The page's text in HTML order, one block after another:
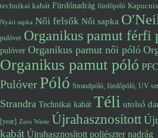
technikai kabát Fürdőnadrág fürdőpóló
Nyári sapka Női felsők Női sapka
pulóver Organikus pamut férfi
pulóver Organikus pamut női póló
Organikus pamut póló
PulóverPóló Strandpóló, fürdőpóló, UV
Strandra Technikai kabát Téli utolsó
[year] Zero Waste Újrahasznosított
kabát Újrahasznosított poliészter nadrág